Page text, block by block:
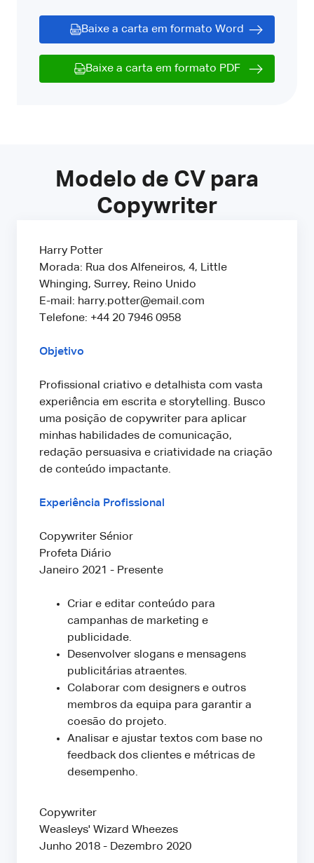
Baixe a carta em formato Word
Baixe a carta em formato PDF
Modelo de CV para
Copywriter
Harry Potter
Morada: Rua dos Alfeneiros, 4, Little
Whinging, Surrey, Reino Unido
E-mail: harry.potter@email.com
Telefone: +44 20 7946 0958
Objetivo
Profissional criativo e detalhista com vasta
experiência em escrita e storytelling. Busco
uma posição de copywriter para aplicar
minhas habilidades de comunicação,
redação persuasiva e criatividade na criação
de conteúdo impactante.
Experiência Profissional
Copywriter Sénior
Profeta Diário
Janeiro 2021 - Presente
Criar e editar conteúdo para
campanhas de marketing e
publicidade.
Desenvolver slogans e mensagens
publicitárias atraentes.
Colaborar com designers e outros
membros da equipa para garantir a
coesão do projeto.
Analisar e ajustar textos com base no
feedback dos clientes e métricas de
desempenho.
Copywriter
Weasleys' Wizard Wheezes
Junho 2018 - Dezembro 2020